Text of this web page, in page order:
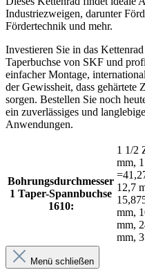
Industriezweigen, darunter
Fördertechnik und mehr.
Investieren Sie in das
Taperbuchse von SKF und
einfacher Montage,
der Gewissheit, dass
sorgen. Bestellen Sie noch
ein zuverlässiges und
Anwendungen.
Bohrungsdurchmesser
1 Taper-Spannbuchse
1610:
1 1/2
mm,
12,7
mm,
mm,
mm,
Menü schließen